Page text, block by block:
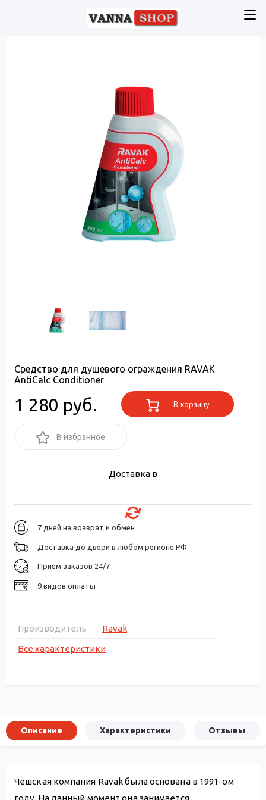
Cредство для душевого ограждения RAVAK
AntiCalc Conditioner
1 280 руб. В корзину
В избранное
Доставка в
7 дней на возврат и обмен
Доставка до двери в любом регионе РФ
Прием заказов 24/7
9 видов оплаты
Производитель
Ravak
Все характеристики
Описание Характеристики Отзывы
Чешская компания Ravak была основана в 1991-ом
году. На данный момент она занимается